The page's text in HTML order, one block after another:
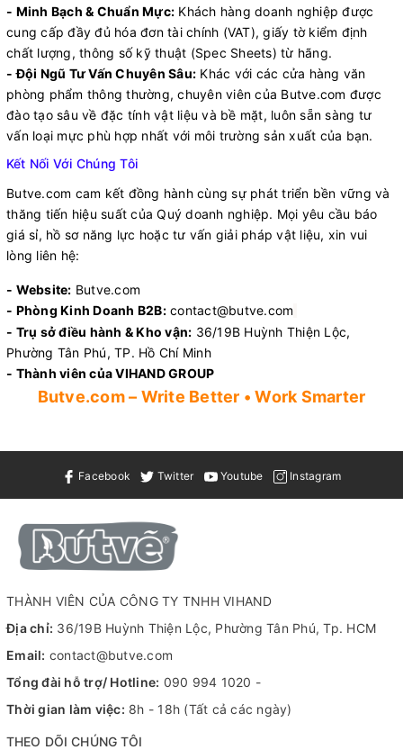
- Minh Bạch & Chuẩn Mực: Khách hàng doanh nghiệp được
cung cấp đầy đủ hóa đơn tài chính (VAT), giấy tờ kiểm định
chất lượng, thông số kỹ thuật (Spec Sheets) từ hãng.
- Đội Ngũ Tư Vấn Chuyên Sâu: Khác với các cửa hàng văn
phòng phẩm thông thường, chuyên viên của Butve.com được
đào tạo sâu về đặc tính vật liệu và bề mặt, luôn sẵn sàng tư
vấn loại mực phù hợp nhất với môi trường sản xuất của bạn.
Kết Nối Với Chúng Tôi
Butve.com cam kết đồng hành cùng sự phát triển bền vững và
thăng tiến hiệu suất của Quý doanh nghiệp. Mọi yêu cầu báo
giá sỉ, hồ sơ năng lực hoặc tư vấn giải pháp vật liệu, xin vui
lòng liên hệ:
- Website: Butve.com
- Phòng Kinh Doanh B2B:contact@butve.com
- Trụ sở điều hành & Kho vận: 36/19B Huỳnh Thiện Lộc,
Phường Tân Phú, TP. Hồ Chí Minh
- Thành viên của VIHAND GROUP
Butve.com – Write Better • Work Smarter
Facebook Twitter Youtube Instagram
THÀNH VIÊN CỦA CÔNG TY TNHH VIHAND
Địa chỉ: 36/19B Huỳnh Thiện Lộc, Phường Tân Phú, Tp. HCM
Email: contact@butve.com
Tổng đài hỗ trợ/ Hotline: 090 994 1020 -
Thời gian làm việc: 8h - 18h (Tất cả các ngày)
THEO DÕI CHÚNG TÔI